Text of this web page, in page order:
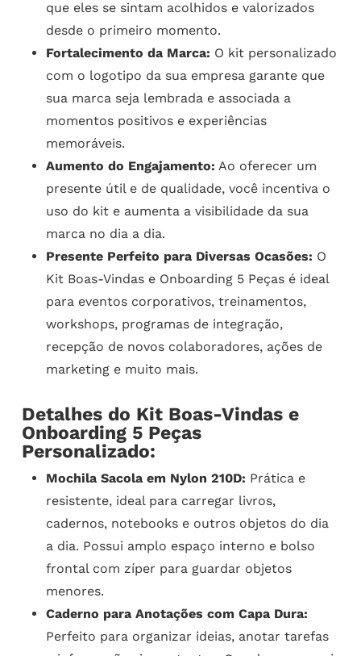
que eles se sintam acolhidos e valorizados
desde o primeiro momento.
Fortalecimento da Marca: O kit personalizado
com o logotipo da sua empresa garante que
sua marca seja lembrada e associada a
momentos positivos e experiências
memoráveis.
Aumento do Engajamento: Ao oferecer um
presente útil e de qualidade, você incentiva o
uso do kit e aumenta a visibilidade da sua
marca no dia a dia.
Presente Perfeito para Diversas Ocasões: O
Kit Boas-Vindas e Onboarding 5 Peças é ideal
para eventos corporativos, treinamentos,
workshops, programas de integração,
recepção de novos colaboradores, ações de
marketing e muito mais.
Detalhes do Kit Boas-Vindas e
Onboarding 5 Peças
Personalizado:
Mochila Sacola em Nylon 210D: Prática e
resistente, ideal para carregar livros,
cadernos, notebooks e outros objetos do dia
a dia. Possui amplo espaço interno e bolso
frontal com zíper para guardar objetos
menores.
Caderno para Anotações com Capa Dura:
Perfeito para organizar ideias, anotar tarefas